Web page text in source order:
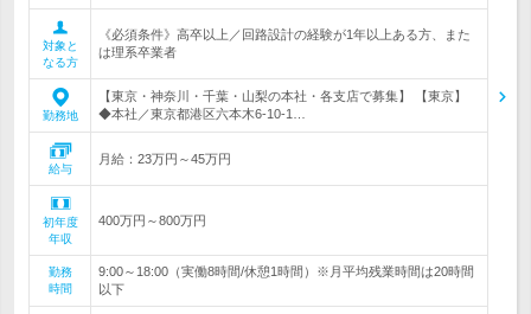
対象と
なる方
《必須条件》高卒以上／回路設計の経験が1年以上ある方、また
は理系卒業者
勤務地
【東京・神奈川・千葉・山梨の本社・各支店で募集】 【東京】
◆本社／東京都港区六本木6-10-1…
給与
月給：23万円～45万円
初年度
年収
400万円～800万円
勤務
時間
9:00～18:00（実働8時間/休憩1時間）※月平均残業時間は20時間
以下